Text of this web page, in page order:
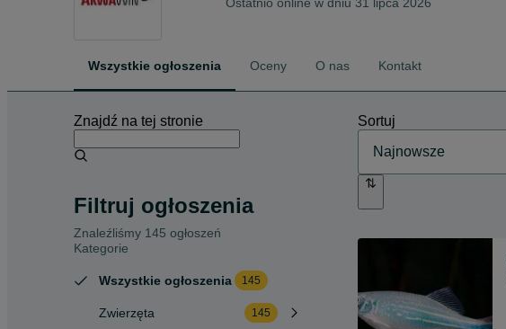
Wszystkie ogłoszenia Oceny O nas Kontakt
Znajdź na tej stronie
Filtruj ogłoszenia
Znaleźliśmy 145 ogłoszeń
Kategorie
Wszystkie ogłoszenia 145
Zwierzęta 145
Sortuj